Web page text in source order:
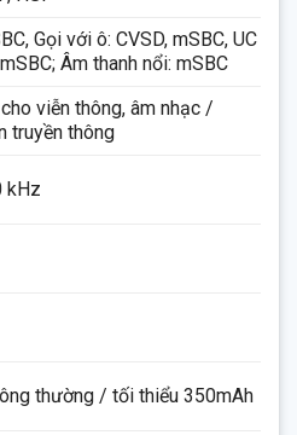
Gọi với ô: CVSD, mSBC, UC
Âm thanh nổi: mSBC
viễn thông, âm nhạc /
truyền thông
kHz
thường / tối thiểu 350mAh